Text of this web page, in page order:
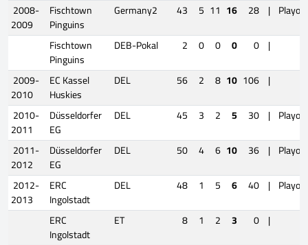
2008-
2009
Fischtown
Pinguins
Germany2 43 5 11 16 28 |
Fischtown
Pinguins
DEB-Pokal 2 0 0 0 0 |
2009-
2010
EC Kassel
Huskies
DEL 56 2 8 10 106 |
2010-
2011
Düsseldorfer
EG
DEL 45 3 2 5 30 |
2011-
2012
Düsseldorfer
EG
DEL 50 4 6 10 36 |
2012-
2013
ERC
Ingolstadt
DEL 48 1 5 6 40 |
ERC
Ingolstadt
ET 8 1 2 3 0 |